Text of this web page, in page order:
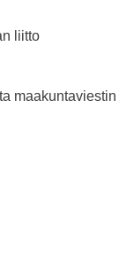
liitto
maakuntaviestin